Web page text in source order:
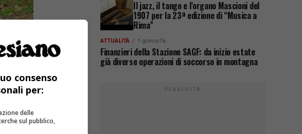
della
gruppo
che in
Il jazz, il tango e l’organo Mascioni del
1907 per la 23ª edizione di “Musica a
Rima”
ATTUALITÀ 1 giorno fa
Finanzieri della Stazione SAGF: da inizio estate
già diverse operazioni di soccorso in montagna
PUBBLICITÀ
consenso
per:
delle
sul pubblico,